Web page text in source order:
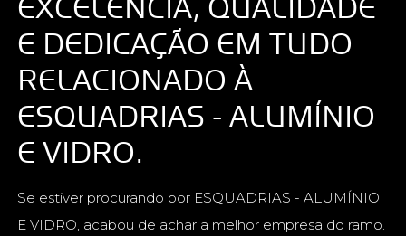
E DEDICAÇÃO EM TUDO
RELACIONADO À
ESQUADRIAS - ALUMÍNIO
E VIDRO.
Se estiver procurando por ESQUADRIAS - ALUMÍNIO
E VIDRO, acabou de achar a melhor empresa do ramo.